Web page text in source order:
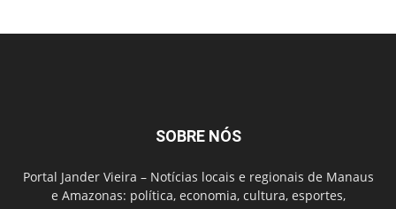
SOBRE NÓS
Portal Jander Vieira – Notícias locais e regionais de Manaus
e Amazonas: política, economia, cultura, esportes,